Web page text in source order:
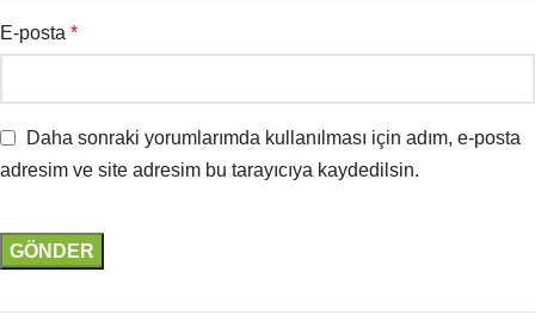
E-posta *
Daha sonraki yorumlarımda kullanılması için adım, e-posta
adresim ve site adresim bu tarayıcıya kaydedilsin.